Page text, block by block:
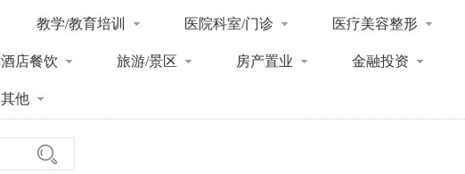
教学/教育培训 医院科室/门诊 医疗美容整形
酒店餐饮 旅游/景区 房产置业 金融投资
其他